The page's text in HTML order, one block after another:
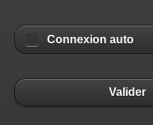
Connexion auto
Valider